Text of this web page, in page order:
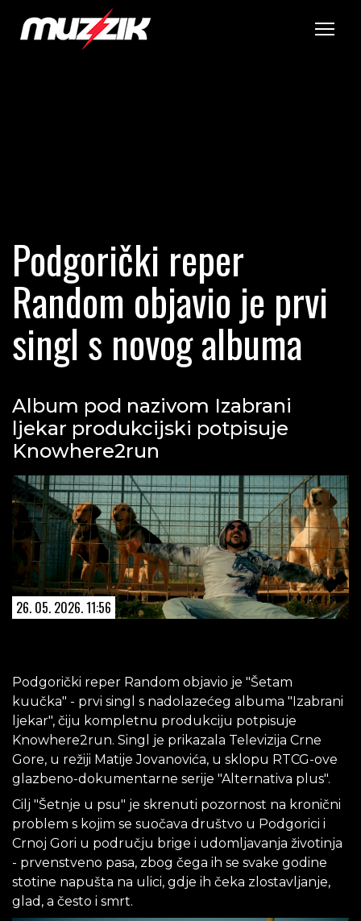
Podgorički reper
Random objavio je prvi
singl s novog albuma
Album pod nazivom Izabrani
ljekar produkcijski potpisuje
Knowhere2run
26. 05. 2026. 11:56
Podgorički reper Random objavio je "Šetam
kuučka" - prvi singl s nadolazećeg albuma "Izabrani
ljekar", čiju kompletnu produkciju potpisuje
Knowhere2run. Singl je prikazala Televizija Crne
Gore, u režiji Matije Jovanovića, u sklopu RTCG-ove
glazbeno-dokumentarne serije "Alternativa plus".
Cilj "Šetnje u psu" je skrenuti pozornost na kronični
problem s kojim se suočava društvo u Podgorici i
Crnoj Gori u području brige i udomljavanja životinja
- prvenstveno pasa, zbog čega ih se svake godine
stotine napušta na ulici, gdje ih čeka zlostavljanje,
glad, a često i smrt.